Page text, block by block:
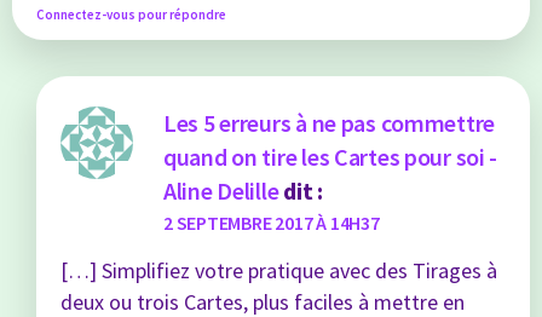
Connectez-vous pour répondre
Les 5 erreurs à ne pas commettre
quand on tire les Cartes pour soi -
Aline Delilledit :
2 SEPTEMBRE 2017 À 14H37
[…] Simplifiez votre pratique avec des Tirages à
deux ou trois Cartes, plus faciles à mettre en